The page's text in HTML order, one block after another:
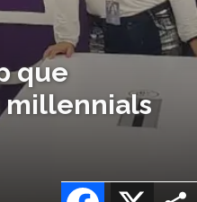
que
millennials
X
Facebook